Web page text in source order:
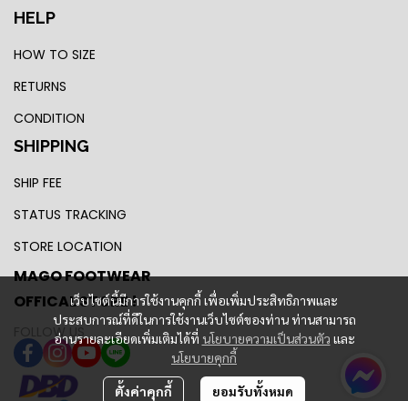
เว็บไซต์นี้มีการใช้งานคุกกี้ เพื่อเพิ่มประสิทธิภาพและ
ประสบการณ์ที่ดีในการใช้งานเว็บไซต์ของท่าน ท่านสามารถ
อ่านรายละเอียดเพิ่มเติมได้ที่ นโยบายความเป็นส่วนตัว และ
นโยบายคุกกี้
ตั้งค่าคุกกี้ ยอมรับทั้งหมด
HELP
HOW TO SIZE
RETURNS
CONDITION
SHIPPING
SHIP FEE
STATUS TRACKING
STORE LOCATION
MAGO FOOTWEAR
OFFICAL STORE !
FOLLOW US